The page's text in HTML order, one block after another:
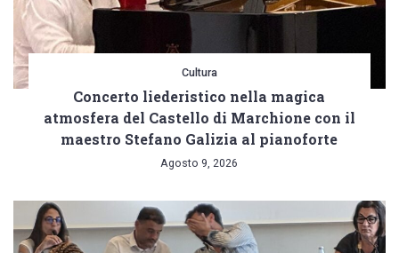
Chiara
Cosma
e
Damiano
Cultura
Concerto liederistico nella magica
atmosfera del Castello di Marchione con il
maestro Stefano Galizia al pianoforte
Agosto 9, 2026